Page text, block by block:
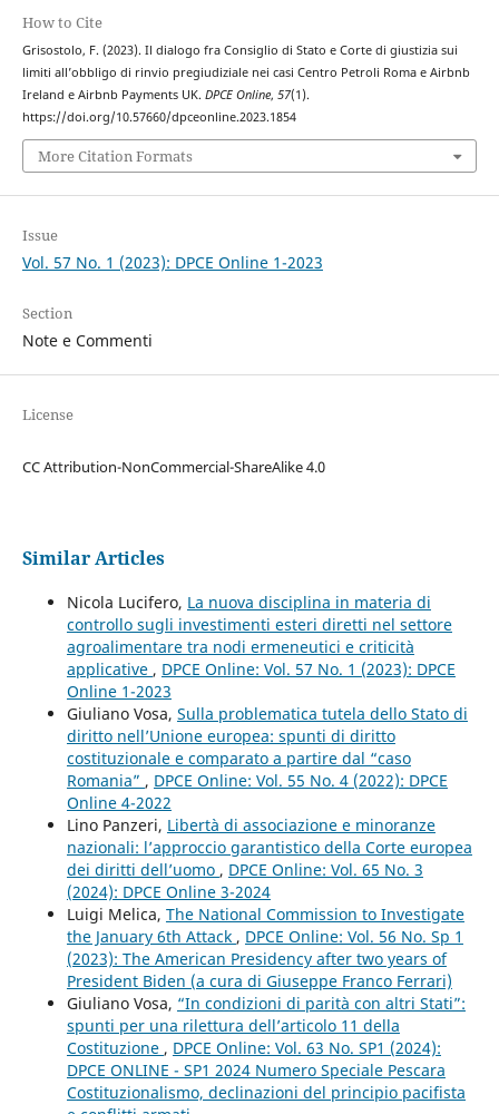
How to Cite
Grisostolo, F. (2023). Il dialogo fra Consiglio di Stato e Corte di giustizia sui
limiti all’obbligo di rinvio pregiudiziale nei casi Centro Petroli Roma e Airbnb
Ireland e Airbnb Payments UK. DPCE Online, 57(1).
https://doi.org/10.57660/dpceonline.2023.1854
More Citation Formats
Issue
Vol. 57 No. 1 (2023): DPCE Online 1-2023
Section
Note e Commenti
License
CC Attribution-NonCommercial-ShareAlike 4.0
Similar Articles
Nicola Lucifero, La nuova disciplina in materia di
controllo sugli investimenti esteri diretti nel settore
agroalimentare tra nodi ermeneutici e criticità
applicative , DPCE Online: Vol. 57 No. 1 (2023): DPCE
Online 1-2023
Giuliano Vosa, Sulla problematica tutela dello Stato di
diritto nell’Unione europea: spunti di diritto
costituzionale e comparato a partire dal “caso
Romania” , DPCE Online: Vol. 55 No. 4 (2022): DPCE
Online 4-2022
Lino Panzeri, Libertà di associazione e minoranze
nazionali: l’approccio garantistico della Corte europea
dei diritti dell’uomo , DPCE Online: Vol. 65 No. 3
(2024): DPCE Online 3-2024
Luigi Melica, The National Commission to Investigate
the January 6th Attack , DPCE Online: Vol. 56 No. Sp 1
(2023): The American Presidency after two years of
President Biden (a cura di Giuseppe Franco Ferrari)
Giuliano Vosa, “In condizioni di parità con altri Stati”:
spunti per una rilettura dell’articolo 11 della
Costituzione , DPCE Online: Vol. 63 No. SP1 (2024):
DPCE ONLINE - SP1 2024 Numero Speciale Pescara
Costituzionalismo, declinazioni del principio pacifista